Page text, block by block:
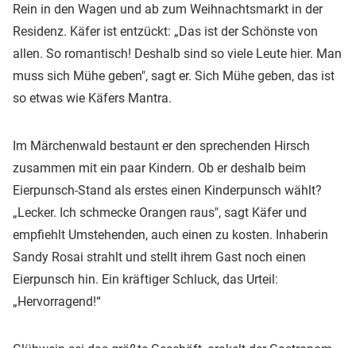
Rein in den Wagen und ab zum Weihnachtsmarkt in der
Residenz. Käfer ist entzückt: „Das ist der Schönste von
allen. So romantisch! Deshalb sind so viele Leute hier. Man
muss sich Mühe geben", sagt er. Sich Mühe geben, das ist
so etwas wie Käfers Mantra.
Im Märchenwald bestaunt er den sprechenden Hirsch
zusammen mit ein paar Kindern. Ob er deshalb beim
Eierpunsch-Stand als erstes einen Kinderpunsch wählt?
„Lecker. Ich schmecke Orangen raus", sagt Käfer und
empfiehlt Umstehenden, auch einen zu kosten. Inhaberin
Sandy Rosai strahlt und stellt ihrem Gast noch einen
Eierpunsch hin. Ein kräftiger Schluck, das Urteil:
„Hervorragend!“